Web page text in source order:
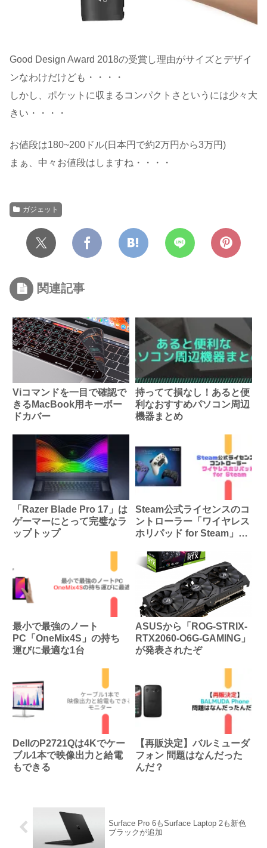
Good Design Award 2018の受賞し理由がサイズとデザイ
ンなわけだけども・・・・
しかし、ポケットに収まるコンパクトさというには少々大
きい・・・・
お値段は180~200ドル(日本円で約2万円から3万円)
まぁ、中々お値段はしますね・・・・
ガジェット
関連記事
Viコマンドを一目で確認で
きるMacBook用キーボー
ドカバー
持ってて損なし！あると便
利なおすすめパソコン周辺
機器まとめ
「Razer Blade Pro 17」は
ゲーマーにとって完璧なラ
ップトップ
Steam公式ライセンスのコ
ントローラー「ワイヤレス
ホリパッド for Steam」が
最小で最強のノート
PC「OneMix4S」の持ち
運びに最適な1台
ASUSから「ROG-STRIX-
RTX2060-O6G-GAMING」
が発表されたぞ
DellのP2721Qは4Kでケー
ブル1本で映像出力と給電
もできる
【再販決定】バルミューダ
フォン 問題はなんだった
んだ？
Surface Pro 6もSurface Laptop 2も新色
ブラックが追加